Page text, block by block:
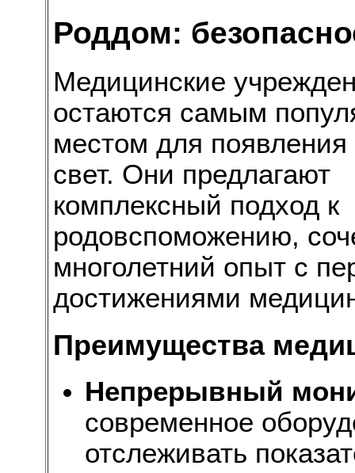
Роддом:
Медицинские
остаются самым
местом для появления
свет. Они предлагают
комплексный подход к
родовспоможению,
многолетний опыт с
достижениями
Преимущества
Непрерывный
современное
отслеживать